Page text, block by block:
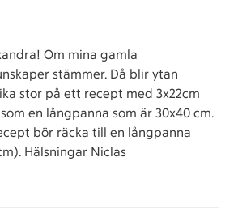
Om mina gamla
stämmer. Då blir ytan
stor på ett recept med 3x22cm
en långpanna som är 30x40 cm.
bör räcka till en långpanna
Hälsningar Niclas